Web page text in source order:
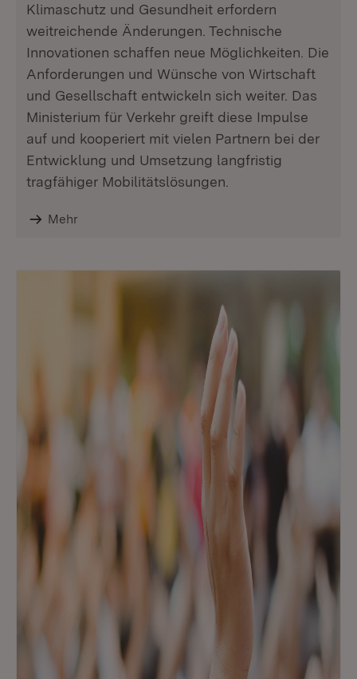
Klimaschutz und Gesundheit erfordern
weitreichende Änderungen. Technische
Innovationen schaffen neue Möglichkeiten. Die
Anforderungen und Wünsche von Wirtschaft
und Gesellschaft entwickeln sich weiter. Das
Ministerium für Verkehr greift diese Impulse
auf und kooperiert mit vielen Partnern bei der
Entwicklung und Umsetzung langfristig
tragfähiger Mobilitätslösungen.
Mehr